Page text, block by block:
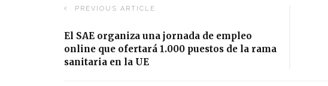
PREVIOUS ARTICLE
El SAE organiza una jornada de empleo
online que ofertará 1.000 puestos de la rama
sanitaria en la UE